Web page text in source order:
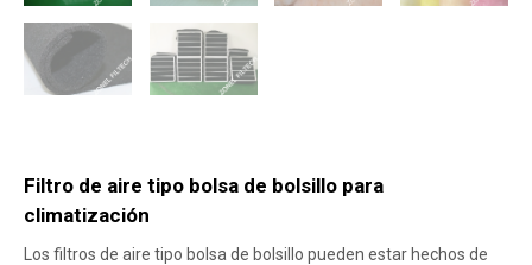
Filtro de aire tipo bolsa de bolsillo para
climatización
Los filtros de aire tipo bolsa de bolsillo pueden estar hechos de